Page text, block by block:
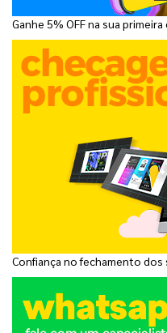
Ganhe 5% OFF na sua primeira
Confiança no fechamento dos